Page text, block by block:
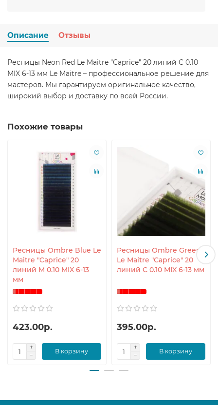
Описание Отзывы
Ресницы Neon Red Le Maitre "Caprice" 20 линий C 0.10
MIX 6-13 мм Le Maitre – профессиональное решение для
мастеров. Мы гарантируем оригинальное качество,
широкий выбор и доставку по всей России.
Похожие товары
Ресницы Ombre Blue Le
Maitre "Caprice" 20
линий M 0.10 MIX 6-13
мм
423.00р.
В корзину
Ресницы Ombre Green
Le Maitre "Caprice" 20
линий C 0.10 MIX 6-13 мм
395.00р.
В корзину